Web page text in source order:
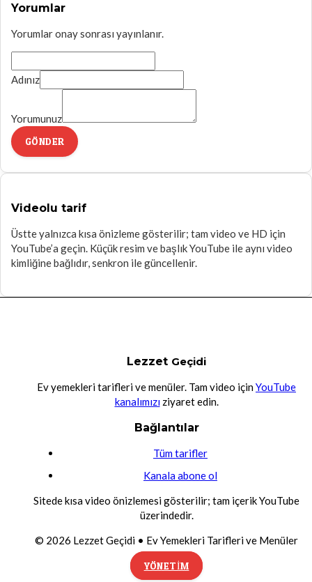
Yorumlar
Yorumlar onay sonrası yayınlanır.
Adınız
Yorumunuz
GÖNDER
Videolu tarif
Üstte yalnızca kısa önizleme gösterilir; tam video ve HD için
YouTube’a geçin. Küçük resim ve başlık YouTube ile aynı video
kimliğine bağlıdır, senkron ile güncellenir.
Lezzet Geçidi
Ev yemekleri tarifleri ve menüler. Tam video içinYouTube
kanalımızı ziyaret edin.
Bağlantılar
Tüm tarifler
Kanala abone ol
Sitede kısa video önizlemesi gösterilir; tam içerik YouTube
üzerindedir.
© 2026 Lezzet Geçidi • Ev Yemekleri Tarifleri ve Menüler
YÖNETIM